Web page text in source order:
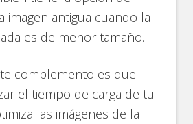
imagen antigua cuando la
es de menor tamaño.
complemento es que
el tiempo de carga de tu
las imágenes de la